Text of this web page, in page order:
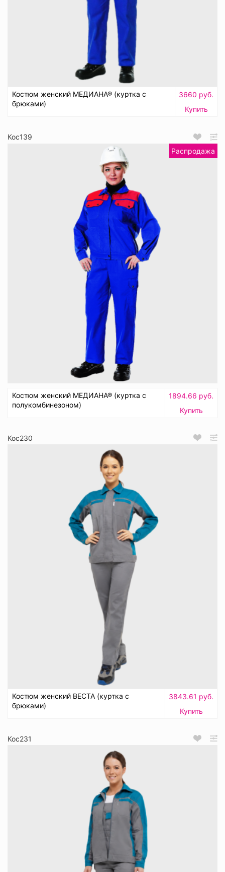
Костюм женский МЕДИАНА® (куртка с
брюками)
3660 руб.
Купить
Кос139
Распродажа
Костюм женский МЕДИАНА® (куртка с
полукомбинезоном)
1894.66 руб.
Купить
Кос230
Костюм женский ВЕСТА (куртка с
брюками)
3843.61 руб.
Купить
Кос231